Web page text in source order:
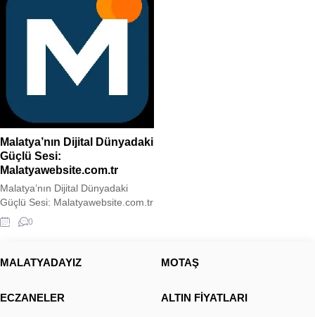
Malatya’nın Dijital Dünyadaki
Güçlü Sesi:
Malatyawebsite.com.tr
Malatya’nın Dijital Dünyadaki
Güçlü Sesi: Malatyawebsite.com.tr
Malatyawebsite Malatya’nın
nabzını tutan, şehrin kültürel
anlayışıyla birleştiren
haber portalı olarak yayın
0
MALATYADAYIZ MOTAŞ
ECZANELER ALTIN FİYATLARI